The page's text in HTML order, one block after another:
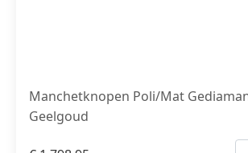
Manchetknopen Poli/Mat
Geelgoud